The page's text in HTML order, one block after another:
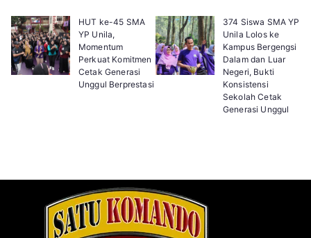
HUT ke-45 SMA
YP Unila,
Momentum
Perkuat Komitmen
Cetak Generasi
Unggul Berprestasi
374 Siswa SMA YP
Unila Lolos ke
Kampus Bergengsi
Dalam dan Luar
Negeri, Bukti
Konsistensi
Sekolah Cetak
Generasi Unggul